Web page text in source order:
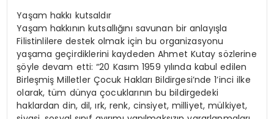
Yaşam hakkı kutsaldır
Yaşam hakkının kutsallığını savunan bir anlayışla
Filistinlilere destek olmak için bu organizasyonu
yaşama geçirdiklerini kaydeden Ahmet Kutay sözlerine
şöyle devam etti: “20 Kasım 1959 yılında kabul edilen
Birleşmiş Milletler Çocuk Hakları Bildirgesi’nde 1’inci ilke
olarak, tüm dünya çocuklarının bu bildirgedeki
haklardan din, dil, ırk, renk, cinsiyet, milliyet, mülkiyet,